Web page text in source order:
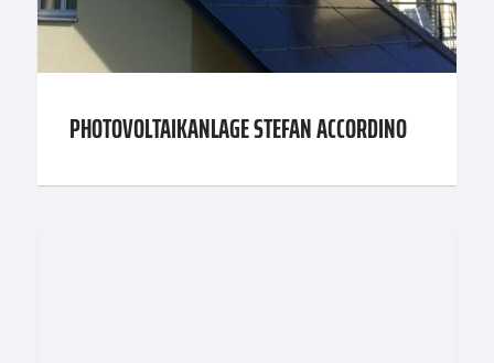
PHOTOVOLTAIKANLAGE STEFAN ACCORDINO